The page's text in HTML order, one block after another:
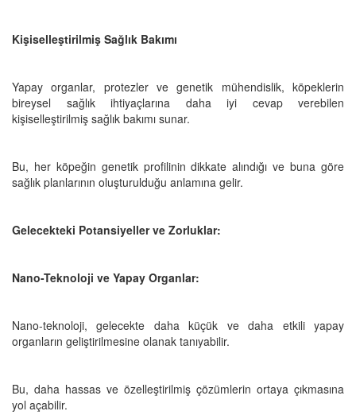
Kişiselleştirilmiş Sağlık Bakımı
Yapay organlar, protezler ve genetik mühendislik, köpeklerin
bireysel sağlık ihtiyaçlarına daha iyi cevap verebilen
kişiselleştirilmiş sağlık bakımı sunar.
Bu, her köpeğin genetik profilinin dikkate alındığı ve buna göre
sağlık planlarının oluşturulduğu anlamına gelir.
Gelecekteki Potansiyeller ve Zorluklar:
Nano-Teknoloji ve Yapay Organlar:
Nano-teknoloji, gelecekte daha küçük ve daha etkili yapay
organların geliştirilmesine olanak tanıyabilir.
Bu, daha hassas ve özelleştirilmiş çözümlerin ortaya çıkmasına
yol açabilir.